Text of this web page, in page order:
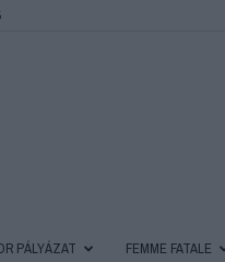
PÁLYÁZAT FEMME FATALE